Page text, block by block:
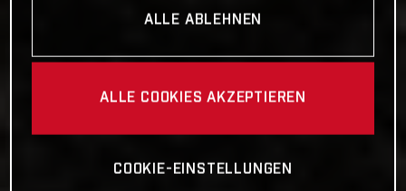
ALLE ABLEHNEN
ALLE COOKIES AKZEPTIEREN
COOKIE-EINSTELLUNGEN